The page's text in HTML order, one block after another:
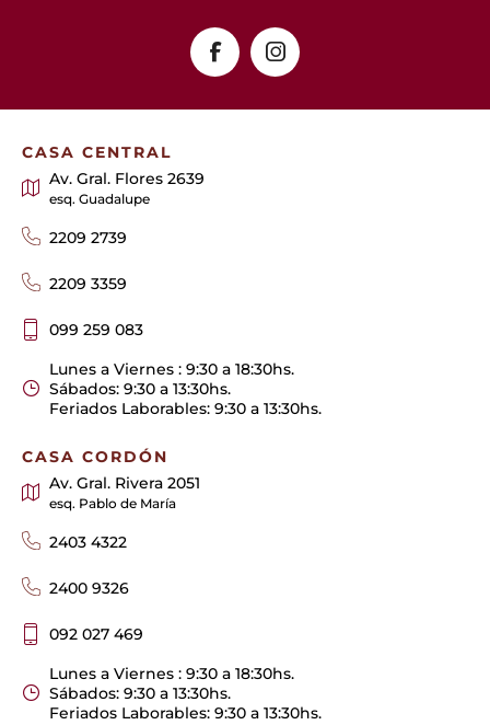
CASA CENTRAL
Av. Gral. Flores 2639
esq. Guadalupe
2209 2739
2209 3359
099 259 083
Lunes a Viernes : 9:30 a 18:30hs.
Sábados: 9:30 a 13:30hs.
Feriados Laborables: 9:30 a 13:30hs.
CASA CORDÓN
Av. Gral. Rivera 2051
esq. Pablo de María
2403 4322
2400 9326
092 027 469
Lunes a Viernes : 9:30 a 18:30hs.
Sábados: 9:30 a 13:30hs.
Feriados Laborables: 9:30 a 13:30hs.